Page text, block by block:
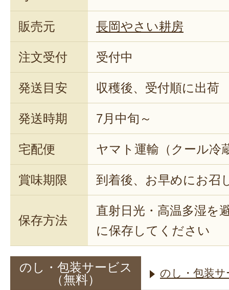
販売元 長岡やさい耕房
注文受付 受付中
発送目安 収穫後、受付順に出荷
発送時期 7月中旬～
宅配便 ヤマト運輸（クール冷
賞味期限 到着後、お早めにお召
保存方法
直射日光・高温多湿を
に保存してください
のし・包装サービス
（無料）
のし・包装